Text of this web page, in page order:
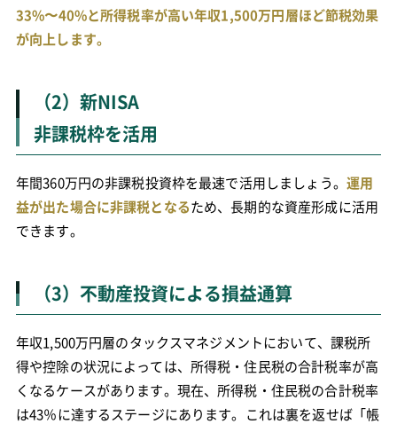
33%〜40%と所得税率が高い年収1,500万円層ほど節税効果
が向上します。
（2）新NISA
非課税枠を活用
年間360万円の非課税投資枠を最速で活用しましょう。 運用
益が出た場合に非課税となるため、長期的な資産形成に活用
できます。
（3）不動産投資による損益通算
年収1,500万円層のタックスマネジメントにおいて、課税所
得や控除の状況によっては、所得税・住民税の合計税率が高
くなるケースがあります。現在、所得税・住民税の合計税率
は43％に達するステージにあります。これは裏を返せば「帳